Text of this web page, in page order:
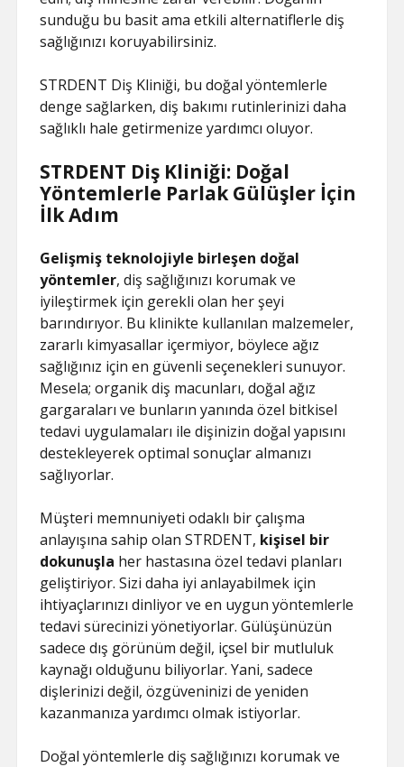
sunduğu bu basit ama etkili alternatiflerle diş
sağlığınızı koruyabilirsiniz.
STRDENT Diş Kliniği, bu doğal yöntemlerle
denge sağlarken, diş bakımı rutinlerinizi daha
sağlıklı hale getirmenize yardımcı oluyor.
STRDENT Diş Kliniği: Doğal
Yöntemlerle Parlak Gülüşler İçin
İlk Adım
Gelişmiş teknolojiyle birleşen doğal
yöntemler, diş sağlığınızı korumak ve
iyileştirmek için gerekli olan her şeyi
barındırıyor. Bu klinikte kullanılan malzemeler,
zararlı kimyasallar içermiyor, böylece ağız
sağlığınız için en güvenli seçenekleri sunuyor.
Mesela; organik diş macunları, doğal ağız
gargaraları ve bunların yanında özel bitkisel
tedavi uygulamaları ile dişinizin doğal yapısını
destekleyerek optimal sonuçlar almanızı
sağlıyorlar.
Müşteri memnuniyeti odaklı bir çalışma
anlayışına sahip olan STRDENT, kişisel bir
dokunuşla her hastasına özel tedavi planları
geliştiriyor. Sizi daha iyi anlayabilmek için
ihtiyaçlarınızı dinliyor ve en uygun yöntemlerle
tedavi sürecinizi yönetiyorlar. Gülüşünüzün
sadece dış görünüm değil, içsel bir mutluluk
kaynağı olduğunu biliyorlar. Yani, sadece
dişlerinizi değil, özgüveninizi de yeniden
kazanmanıza yardımcı olmak istiyorlar.
Doğal yöntemlerle diş sağlığınızı korumak ve